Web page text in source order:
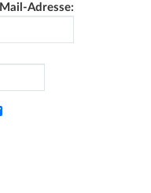
Adresse: